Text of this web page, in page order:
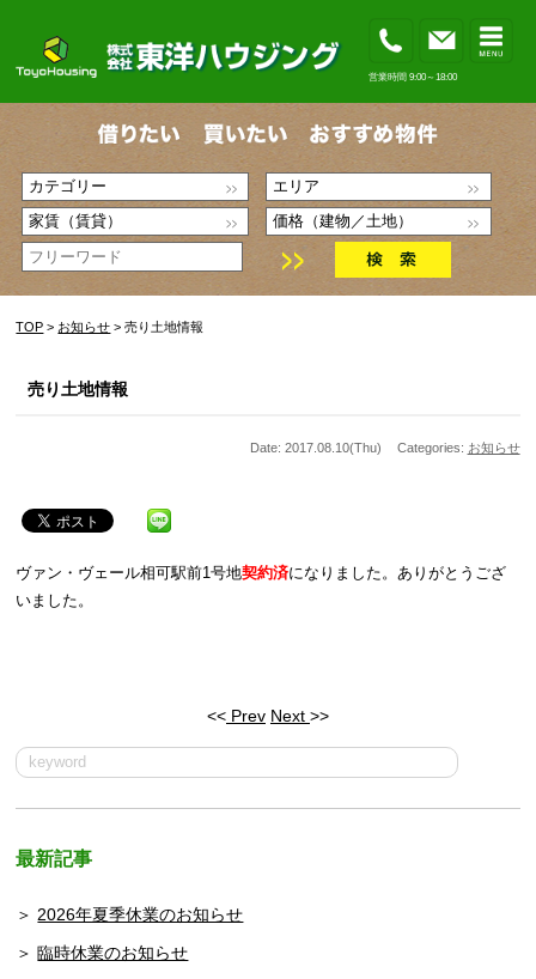
営業時間 9:00～18:00
TOP > お知らせ > 売り土地情報
売り土地情報
Date: 2017.08.10(Thu) Categories: お知らせ
ヴァン・ヴェール相可駅前1号地契約済になりました。ありがとうござ
いました。
<<Prev Next >>
最新記事
2026年夏季休業のお知らせ
臨時休業のお知らせ